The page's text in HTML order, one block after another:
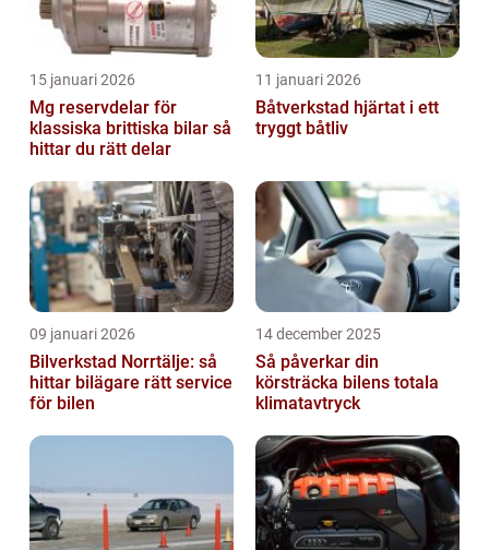
15 januari 2026
Mg reservdelar för
klassiska brittiska bilar så
hittar du rätt delar
11 januari 2026
Båtverkstad hjärtat i ett
tryggt båtliv
09 januari 2026
Bilverkstad Norrtälje: så
hittar bilägare rätt service
för bilen
14 december 2025
Så påverkar din
körsträcka bilens totala
klimatavtryck